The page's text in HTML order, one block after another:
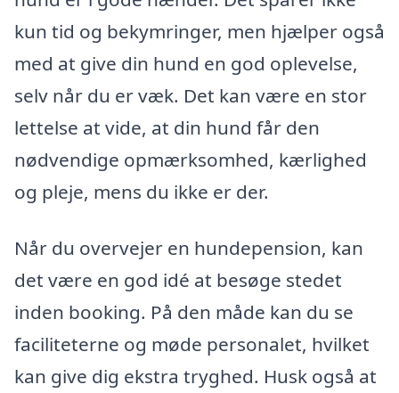
kun tid og bekymringer, men hjælper også
med at give din hund en god oplevelse,
selv når du er væk. Det kan være en stor
lettelse at vide, at din hund får den
nødvendige opmærksomhed, kærlighed
og pleje, mens du ikke er der.
Når du overvejer en hundepension, kan
det være en god idé at besøge stedet
inden booking. På den måde kan du se
faciliteterne og møde personalet, hvilket
kan give dig ekstra tryghed. Husk også at